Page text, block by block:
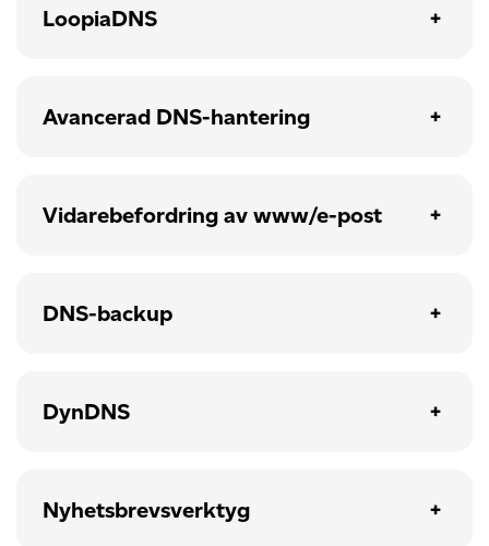
LoopiaDNS
Avancerad DNS-hantering
Vidarebefordring av www/e-post
DNS-backup
DynDNS
Nyhetsbrevsverktyg